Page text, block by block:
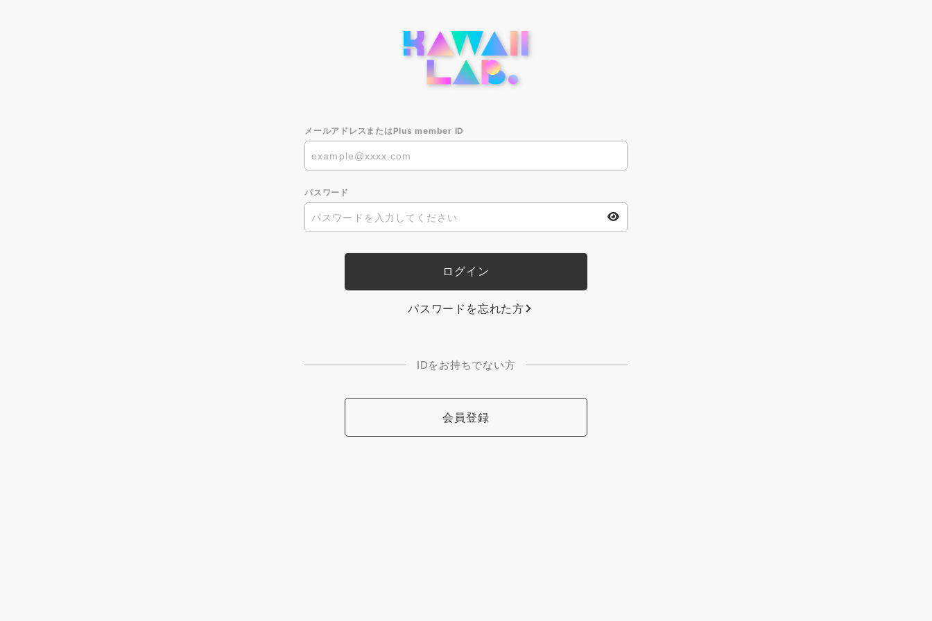
メールアドレスまたはPlus member ID
パスワード
パスワードを忘れた方
IDをお持ちでない方
会員登録